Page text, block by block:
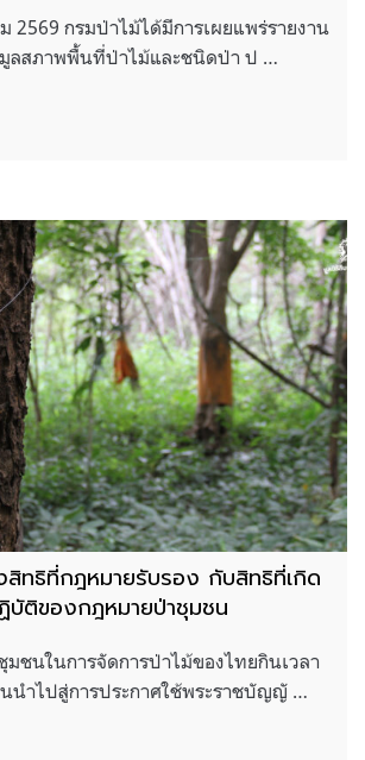
2569 กรมป่าไม้ได้มีการเผยแพร่รายงาน
มูลสภาพพื้นที่ป่าไม้และชนิดป่า ป …
การณ์ป่าไม้ และรูปแบบการเปลี่ยนแปลงสภาพ
สิทธิที่กฎหมายรับรอง กับสิทธิที่เกิด
บัติของกฎหมายป่าชุมชน
มชนในการจัดการป่าไม้ของไทยกินเวลา
นำไปสู่การประกาศใช้พระราชบัญญั …
างระหว่างสิทธิที่กฎหมายรับรอง กับสิทธิที่เกิด